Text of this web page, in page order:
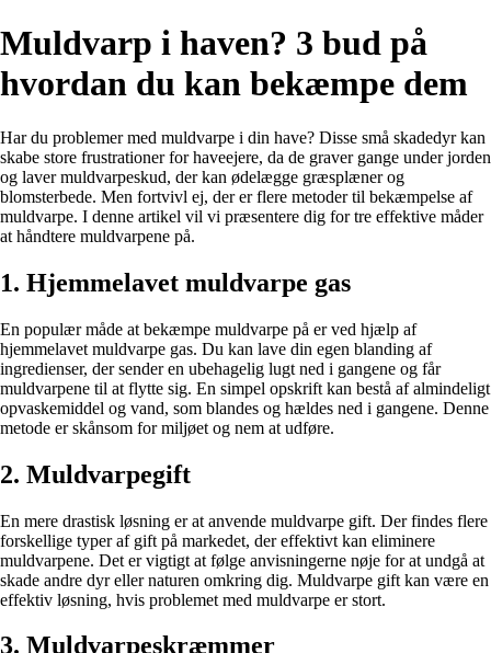
Muldvarp i haven? 3 bud på
hvordan du kan bekæmpe dem
Har du problemer med muldvarpe i din have? Disse små skadedyr kan
skabe store frustrationer for haveejere, da de graver gange under jorden
og laver muldvarpeskud, der kan ødelægge græsplæner og
blomsterbede. Men fortvivl ej, der er flere metoder til bekæmpelse af
muldvarpe. I denne artikel vil vi præsentere dig for tre effektive måder
at håndtere muldvarpene på.
1. Hjemmelavet muldvarpe gas
En populær måde at bekæmpe muldvarpe på er ved hjælp af
hjemmelavet muldvarpe gas. Du kan lave din egen blanding af
ingredienser, der sender en ubehagelig lugt ned i gangene og får
muldvarpene til at flytte sig. En simpel opskrift kan bestå af almindeligt
opvaskemiddel og vand, som blandes og hældes ned i gangene. Denne
metode er skånsom for miljøet og nem at udføre.
2. Muldvarpegift
En mere drastisk løsning er at anvende muldvarpe gift. Der findes flere
forskellige typer af gift på markedet, der effektivt kan eliminere
muldvarpene. Det er vigtigt at følge anvisningerne nøje for at undgå at
skade andre dyr eller naturen omkring dig. Muldvarpe gift kan være en
effektiv løsning, hvis problemet med muldvarpe er stort.
3. Muldvarpeskræmmer